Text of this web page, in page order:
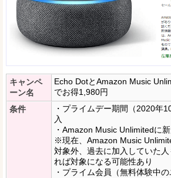
キャンペ
ーン名
Echo DotとAmazon Music
でお得1,980円
条件
・プライムデー期間（2020年
入
・Amazon Music Unlimitedに
※現在、Amazon Music
対象外、過去に加入していた
れば対象になる可能性あり
・プライム会員（無料体験中の